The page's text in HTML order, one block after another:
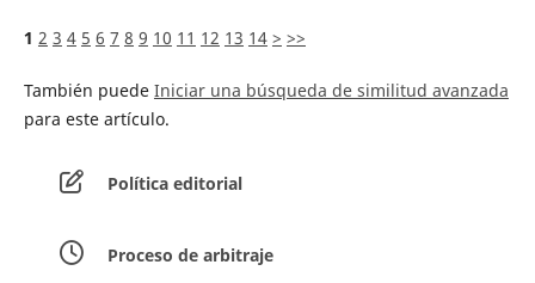
1 2 3 4 5 6 7 8 9 10 11 12 13 14 > >>
También puede Iniciar una búsqueda de similitud avanzada
para este artículo.
Política editorial
Proceso de arbitraje